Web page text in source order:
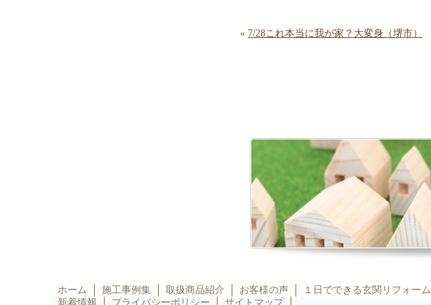
« 7/28これ本当に我が家？大変身（堺市）
ホーム 施工事例集 取扱商品紹介 お客様の声 １日でできる玄関リフォーム
新着情報
プライバシーポリシー サイトマップ